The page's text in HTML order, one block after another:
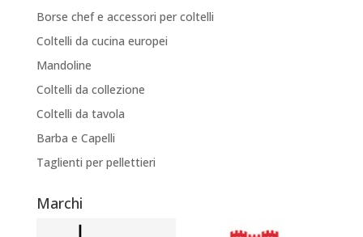
Borse chef e accessori per coltelli
Coltelli da cucina europei
Mandoline
Coltelli da collezione
Coltelli da tavola
Barba e Capelli
Taglienti per pellettieri
Marchi